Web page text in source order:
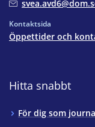
Kontaktsida
Öppettider och
Hitta snabbt
För dig som